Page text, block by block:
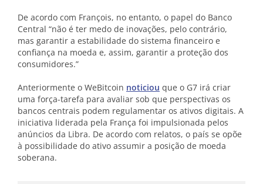
De acordo com François, no entanto, o papel do Banco
Central “não é ter medo de inovações, pelo contrário,
mas garantir a estabilidade do sistema financeiro e
confiança na moeda e, assim, garantir a proteção dos
consumidores.”
Anteriormente o WeBitcoin noticiou que o G7 irá criar
uma força-tarefa para avaliar sob que perspectivas os
bancos centrais podem regulamentar os ativos digitais. A
iniciativa liderada pela França foi impulsionada pelos
anúncios da Libra. De acordo com relatos, o país se opõe
à possibilidade do ativo assumir a posição de moeda
soberana.